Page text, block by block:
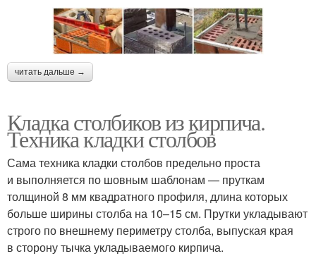
читать дальше →
Кладка столбиков из кирпича.
Техника кладки столбов
Сама техника кладки столбов предельно проста
и выполняется по шовным шаблонам — пруткам
толщиной 8 мм квадратного профиля, длина которых
больше ширины столба на 10–15 см. Прутки укладывают
строго по внешнему периметру столба, выпуская края
в сторону тычка укладываемого кирпича.